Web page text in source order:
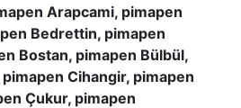
Arapcami, pimapen
Bedrettin, pimapen
Bostan, pimapen Bülbül,
Cihangir, pimapen
Çukur, pimapen